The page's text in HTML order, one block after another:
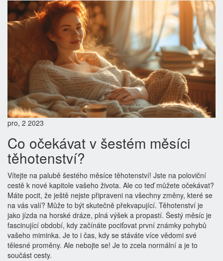
pro, 2 2023
Co očekávat v šestém měsíci
těhotenství?
Vítejte na palubě šestého měsíce těhotenství! Jste na poloviční
cestě k nové kapitole vašeho života. Ale co teď můžete očekávat?
Máte pocit, že ještě nejste připraveni na všechny změny, které se
na vás valí? Může to být skutečně překvapující. Těhotenství je
jako jízda na horské dráze, plná výšek a propastí. Šestý měsíc je
fascinující období, kdy začínáte pociťovat první známky pohybů
vašeho miminka. Je to i čas, kdy se stáváte více vědomi své
tělesné proměny. Ale nebojte se! Je to zcela normální a je to
součást cesty.